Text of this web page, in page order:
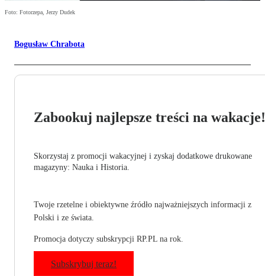
Foto: Fotorzepa, Jerzy Dudek
Bogusław Chrabota
Zabookuj najlepsze treści na wakacje!
Skorzystaj z promocji wakacyjnej i zyskaj dodatkowe drukowane
magazyny: Nauka i Historia.
Twoje rzetelne i obiektywne źródło najważniejszych informacji z
Polski i ze świata.
Promocja dotyczy subskrypcji RP.PL na rok.
Subskrybuj teraz!